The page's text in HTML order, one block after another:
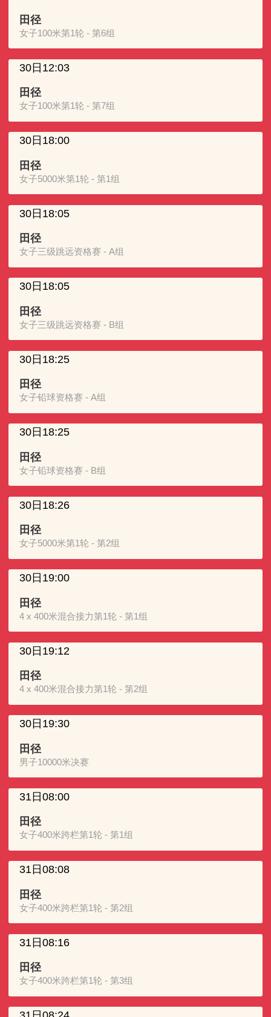
田径
女子100米第1轮 - 第6组
30日12:03
田径
女子100米第1轮 - 第7组
30日18:00
田径
女子5000米第1轮 - 第1组
30日18:05
田径
女子三级跳远资格赛 - A组
30日18:05
田径
女子三级跳远资格赛 - B组
30日18:25
田径
女子铅球资格赛 - A组
30日18:25
田径
女子铅球资格赛 - B组
30日18:26
田径
女子5000米第1轮 - 第2组
30日19:00
田径
4 x 400米混合接力第1轮 - 第1组
30日19:12
田径
4 x 400米混合接力第1轮 - 第2组
30日19:30
田径
男子10000米决赛
31日08:00
田径
女子400米跨栏第1轮 - 第1组
31日08:08
田径
女子400米跨栏第1轮 - 第2组
31日08:16
田径
女子400米跨栏第1轮 - 第3组